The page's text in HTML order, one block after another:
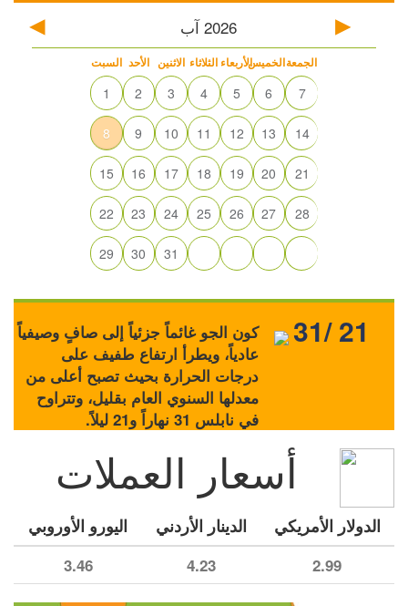
2026 آب
السبت الأحد الاثنين الثلاثاء الأربعاءالخميسالجمعة
1 2 3 4 5 6 7
8 9 10 11 12 13 14
15 16 17 18 19 20 21
22 23 24 25 26 27 28
29 30 31
كون الجو غائماً جزئياً إلى صافٍ وصيفياً
عادياً، ويطرأ ارتفاع طفيف على
درجات الحرارة بحيث تصبح أعلى من
معدلها السنوي العام بقليل، وتتراوح
في نابلس 31 نهاراً و21 ليلاً.
31/ 21
أسعار العملات
الدولار الأمريكي الدينار الأردني اليورو الأوروبي
2.99
4.23
3.46